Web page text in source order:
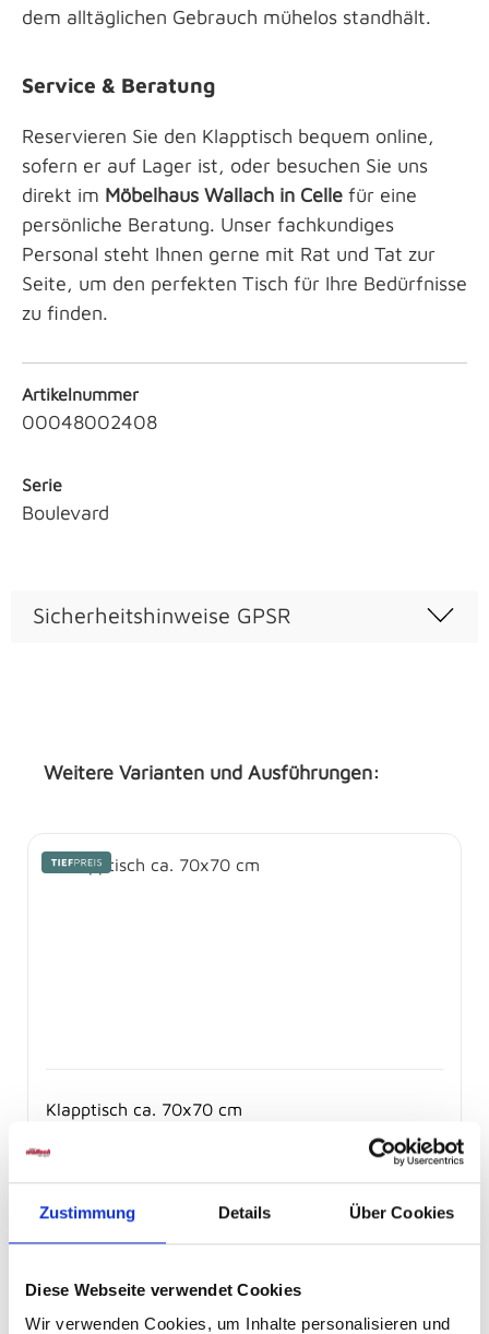
Zustimmung Details Über Cookies
Diese Webseite verwendet Cookies
Wir verwenden Cookies, um Inhalte personalisieren und
dem alltäglichen Gebrauch mühelos standhält.
Service & Beratung
Reservieren Sie den Klapptisch bequem online,
sofern er auf Lager ist, oder besuchen Sie uns
direkt im Möbelhaus Wallach in Celle für eine
persönliche Beratung. Unser fachkundiges
Personal steht Ihnen gerne mit Rat und Tat zur
Seite, um den perfekten Tisch für Ihre Bedürfnisse
zu finden.
Artikelnummer
00048002408
Serie
Boulevard
Sicherheitshinweise GPSR
Weitere Varianten und Ausführungen:
Klapptisch ca. 70x70 cm
229, 90€